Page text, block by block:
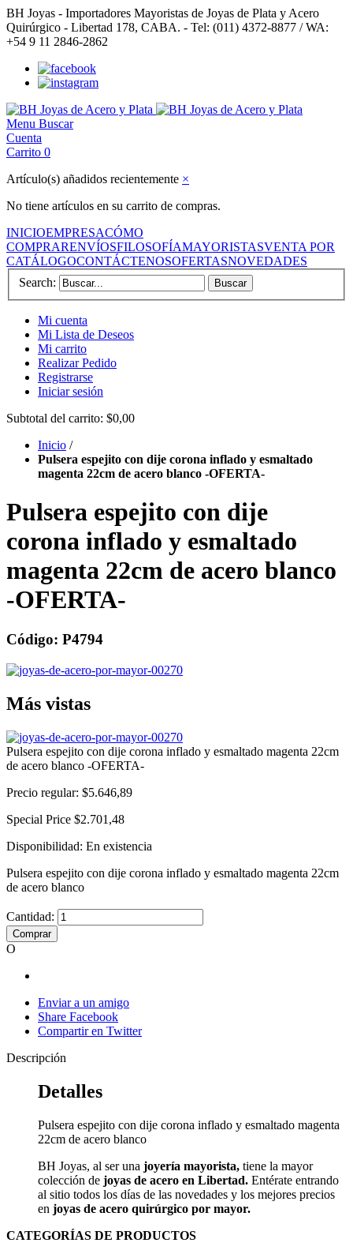
BH Joyas - Importadores Mayoristas de Joyas de Plata y Acero
Quirúrgico - Libertad 178, CABA. - Tel: (011) 4372-8877 / WA:
+54 9 11 2846-2862
Menu Buscar
Cuenta
Carrito 0
Artículo(s) añadidos recientemente ×
No tiene artículos en su carrito de compras.
INICIOEMPRESACÓMO
COMPRARENVÍOSFILOSOFÍAMAYORISTASVENTA POR
CATÁLOGOCONTÁCTENOSOFERTASNOVEDADES
Search:
Buscar
Mi cuenta
Mi Lista de Deseos
Mi carrito
Realizar Pedido
Registrarse
Iniciar sesión
Subtotal del carrito: $0,00
Inicio /
Pulsera espejito con dije corona inflado y esmaltado
magenta 22cm de acero blanco -OFERTA-
Pulsera espejito con dije
corona inflado y esmaltado
magenta 22cm de acero blanco
-OFERTA-
Código: P4794
Más vistas
Pulsera espejito con dije corona inflado y esmaltado magenta 22cm
de acero blanco -OFERTA-
Precio regular: $5.646,89
Special Price $2.701,48
Disponibilidad: En existencia
Pulsera espejito con dije corona inflado y esmaltado magenta 22cm
de acero blanco
Cantidad:
Comprar
O
Enviar a un amigo
Share Facebook
Compartir en Twitter
Descripción
Detalles
Pulsera espejito con dije corona inflado y esmaltado magenta
22cm de acero blanco
BH Joyas, al ser una joyería mayorista, tiene la mayor
colección de joyas de acero en Libertad. Entérate entrando
al sitio todos los días de las novedades y los mejores precios
en joyas de acero quirúrgico por mayor.
CATEGORÍAS DE PRODUCTOS